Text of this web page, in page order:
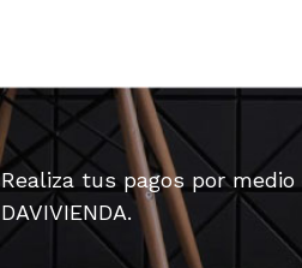
Realiza tus pagos por
DAVIVIENDA.